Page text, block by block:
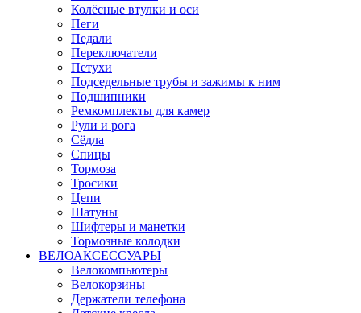
Колёсные втулки и оси
Пеги
Педали
Переключатели
Петухи
Подседельные трубы и зажимы к ним
Подшипники
Ремкомплекты для камер
Рули и рога
Сёдла
Спицы
Тормоза
Тросики
Цепи
Шатуны
Шифтеры и манетки
Тормозные колодки
ВЕЛОАКСЕССУАРЫ
Велокомпьютеры
Велокорзины
Держатели телефона